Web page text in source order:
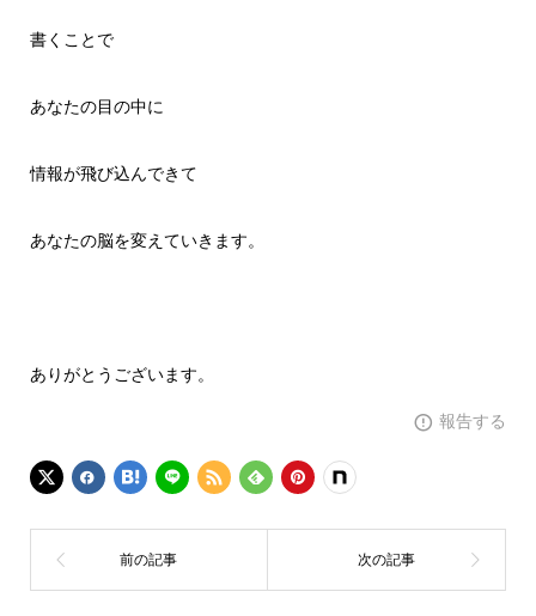
書くことで
あなたの目の中に
情報が飛び込んできて
あなたの脳を変えていきます。
ありがとうございます。
報告する